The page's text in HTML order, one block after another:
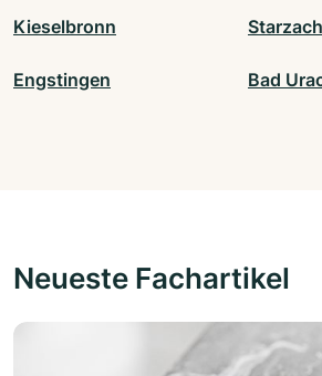
Kieselbronn Starzach
Engstingen Bad
Neueste Fachartikel